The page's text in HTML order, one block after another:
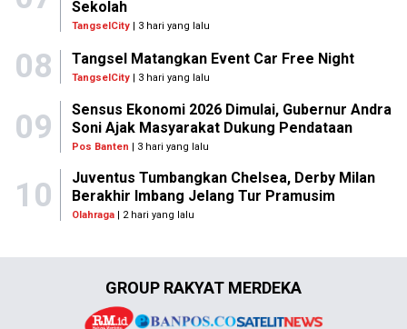
Sekolah
TangselCity| 3 hari yang lalu
08 Tangsel Matangkan Event Car Free Night
TangselCity | 3 hari yang lalu
09
Sensus Ekonomi 2026 Dimulai, Gubernur Andra
Soni Ajak Masyarakat Dukung Pendataan
Pos Banten | 3 hari yang lalu
10
Juventus Tumbangkan Chelsea, Derby Milan
Berakhir Imbang Jelang Tur Pramusim
Olahraga| 2 hari yang lalu
GROUP RAKYAT MERDEKA